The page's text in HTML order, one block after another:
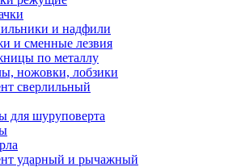
и надфили
и сменные лезвия
по металлу
ножовки, лобзики
сверлильный
для шуруповерта
ударный и рычажный